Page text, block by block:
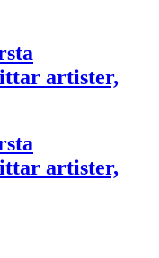
artister,
artister,